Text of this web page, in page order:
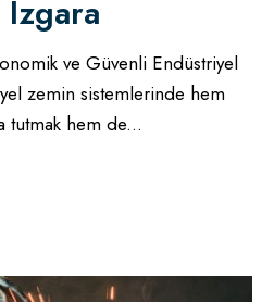
Izgara
ve Güvenli Endüstriyel
zemin sistemlerinde hem
tutmak hem de...